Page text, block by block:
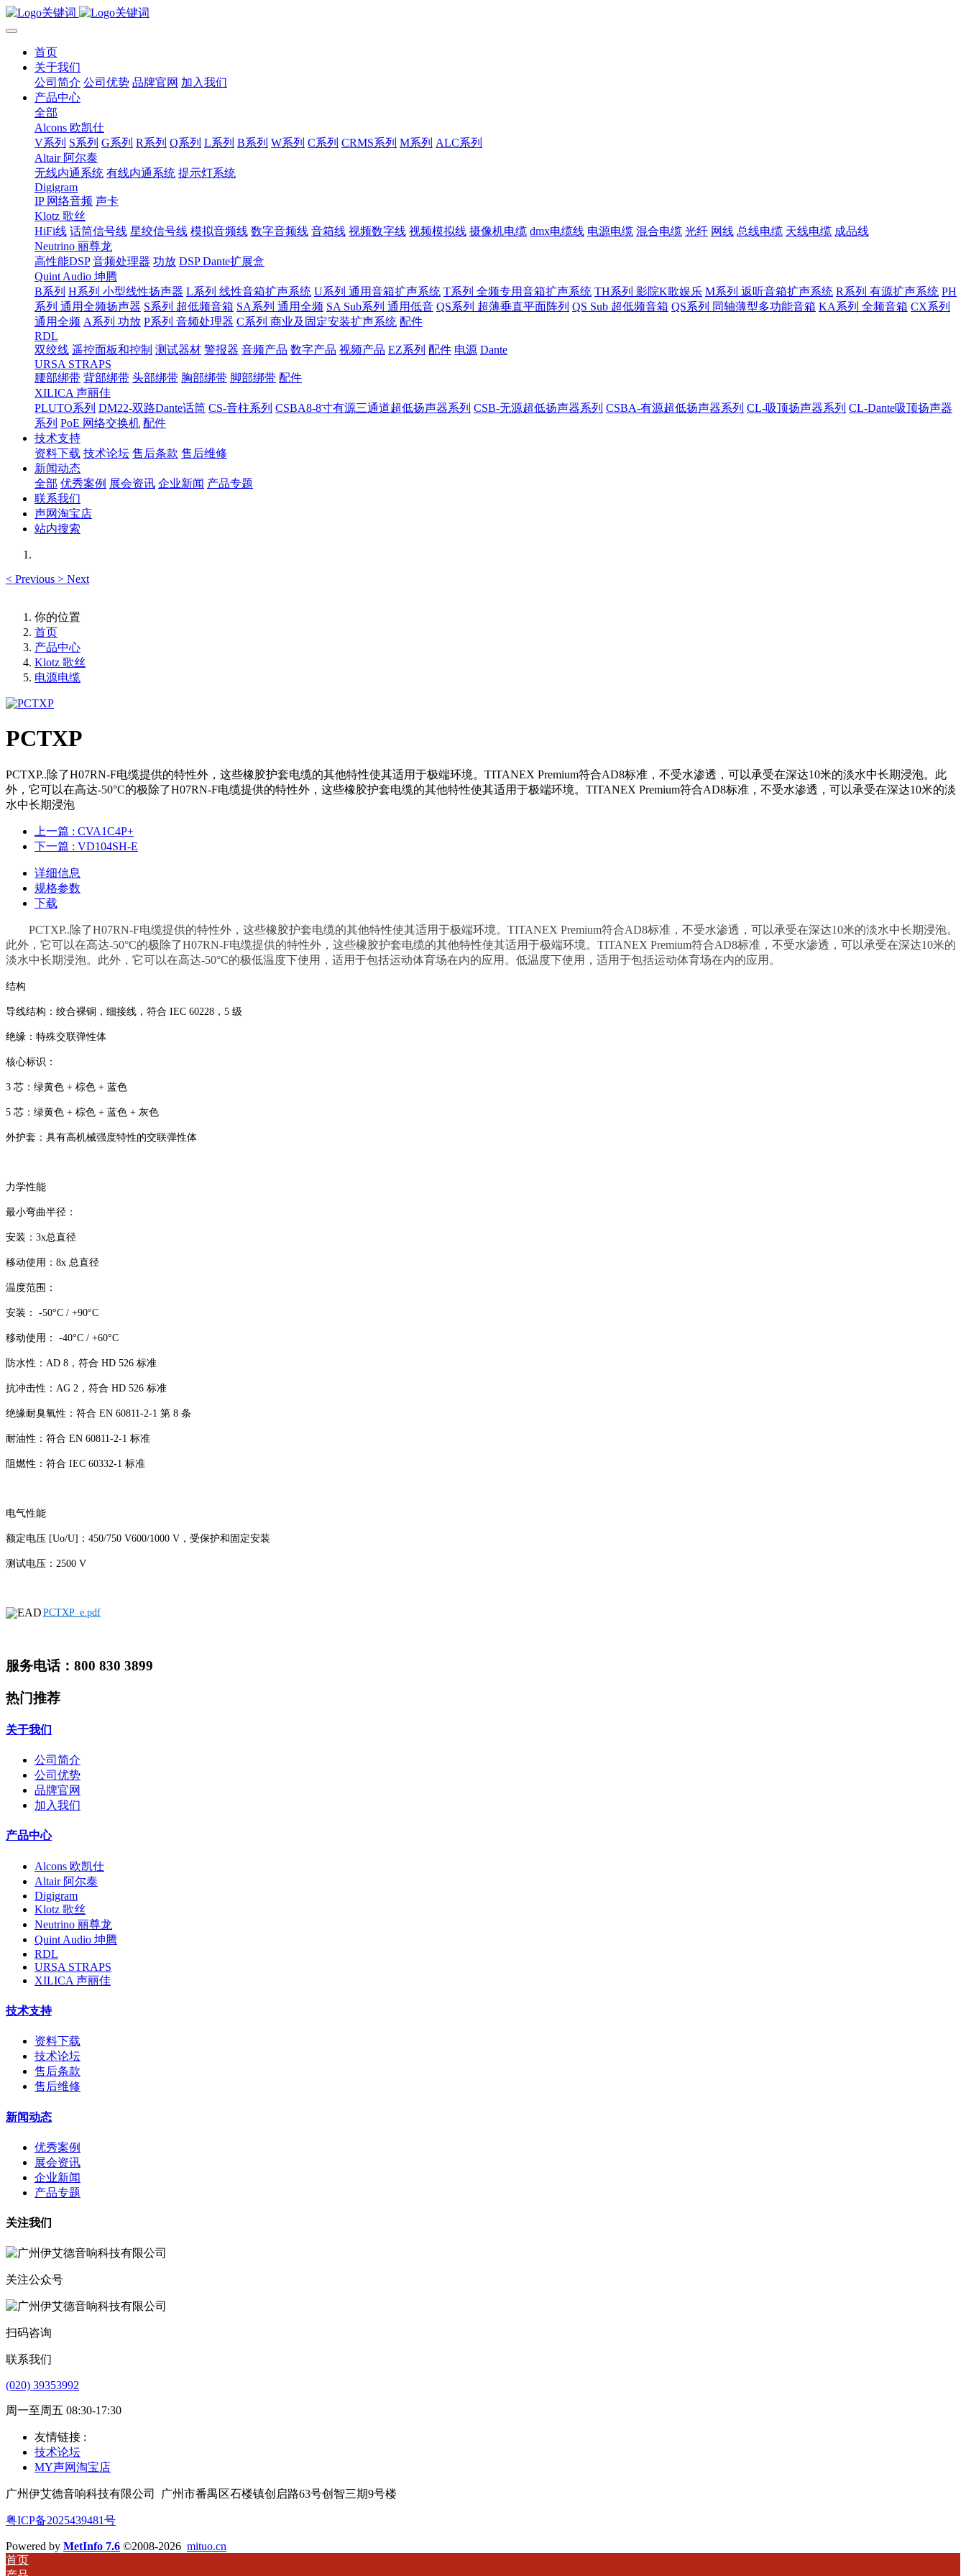
首页
关于我们
公司简介 公司优势 品牌官网 加入我们
产品中心
全部
Alcons 欧凯仕
V系列 S系列 G系列 R系列 Q系列 L系列 B系列 W系列 C系列 CRMS系列 M系列 ALC系列
Altair 阿尔泰
无线内通系统 有线内通系统 提示灯系统
Digigram
IP 网络音频 声卡
Klotz 歌丝
HiFi线 话筒信号线 星绞信号线 模拟音频线 数字音频线 音箱线 视频数字线 视频模拟线 摄像机电缆 dmx电缆线 电源电缆 混合电缆 光纤 网线 总线电缆 天线电缆 成品线
Neutrino 丽尊龙
高性能DSP 音频处理器 功放 DSP Dante扩展盒
Quint Audio 坤腾
B系列 H系列 小型线性扬声器 L系列 线性音箱扩声系统 U系列 通用音箱扩声系统 T系列 全频专用音箱扩声系统 TH系列 影院K歌娱乐 M系列 返听音箱扩声系统 R系列 有源扩声系统 PH
系列 通用全频扬声器 S系列 超低频音箱 SA系列 通用全频 SA Sub系列 通用低音 QS系列 超薄垂直平面阵列 QS Sub 超低频音箱 QS系列 同轴薄型多功能音箱 KA系列 全频音箱 CX系列
通用全频 A系列 功放 P系列 音频处理器 C系列 商业及固定安装扩声系统 配件
RDL
双绞线 遥控面板和控制 测试器材 警报器 音频产品 数字产品 视频产品 EZ系列 配件 电源 Dante
URSA STRAPS
腰部绑带 背部绑带 头部绑带 胸部绑带 脚部绑带 配件
XILICA 声丽佳
PLUTO系列 DM22-双路Dante话筒 CS-音柱系列 CSBA8-8寸有源三通道超低扬声器系列 CSB-无源超低扬声器系列 CSBA-有源超低扬声器系列 CL-吸顶扬声器系列 CL-Dante吸顶扬声器
系列 PoE 网络交换机 配件
技术支持
资料下载 技术论坛 售后条款 售后维修
新闻动态
全部 优秀案例 展会资讯 企业新闻 产品专题
联系我们
声网淘宝店
站内搜索
< Previous > Next
你的位置
首页
产品中心
Klotz 歌丝
电源电缆
PCTXP
PCTXP..除了H07RN-F电缆提供的特性外，这些橡胶护套电缆的其他特性使其适用于极端环境。TITANEX Premium符合AD8标准，不受水渗透，可以承受在深达10米的淡水中长期浸泡。此
外，它可以在高达-50°C的极除了H07RN-F电缆提供的特性外，这些橡胶护套电缆的其他特性使其适用于极端环境。TITANEX Premium符合AD8标准，不受水渗透，可以承受在深达10米的淡
水中长期浸泡
上一篇 : CVA1C4P+
下一篇 : VD104SH-E
详细信息
规格参数
下载
PCTXP..除了H07RN-F电缆提供的特性外，这些橡胶护套电缆的其他特性使其适用于极端环境。TITANEX Premium符合AD8标准，不受水渗透，可以承受在深达10米的淡水中长期浸泡。
此外，它可以在高达-50°C的极除了H07RN-F电缆提供的特性外，这些橡胶护套电缆的其他特性使其适用于极端环境。TITANEX Premium符合AD8标准，不受水渗透，可以承受在深达10米的
淡水中长期浸泡。此外，它可以在高达-50°C的极低温度下使用，适用于包括运动体育场在内的应用。 低温度下使用，适用于包括运动体育场在内的应用。
结构
导线结构：绞合裸铜，细接线，符合 IEC 60228，5 级
绝缘：特殊交联弹性体
核心标识：
3 芯：绿黄色 + 棕色 + 蓝色
5 芯：绿黄色 + 棕色 + 蓝色 + 灰色
外护套：具有高机械强度特性的交联弹性体
力学性能
最小弯曲半径：
安装：3x总直径
移动使用：8x 总直径
温度范围：
安装： -50°C / +90°C
移动使用： -40°C / +60°C
防水性：AD 8，符合 HD 526 标准
抗冲击性：AG 2，符合 HD 526 标准
绝缘耐臭氧性：符合 EN 60811-2-1 第 8 条
耐油性：符合 EN 60811-2-1 标准
阻燃性：符合 IEC 60332-1 标准
电气性能
额定电压 [Uo/U]：450/750 V600/1000 V，受保护和固定安装
测试电压：2500 V
PCTXP_e.pdf
服务电话：800 830 3899
热门推荐
关于我们
公司简介
公司优势
品牌官网
加入我们
产品中心
Alcons 欧凯仕
Altair 阿尔泰
Digigram
Klotz 歌丝
Neutrino 丽尊龙
Quint Audio 坤腾
RDL
URSA STRAPS
XILICA 声丽佳
技术支持
资料下载
技术论坛
售后条款
售后维修
新闻动态
优秀案例
展会资讯
企业新闻
产品专题
关注我们
关注公众号
扫码咨询
联系我们
(020) 39353992
周一至周五 08:30-17:30
友情链接 :
技术论坛
MY声网淘宝店
广州伊艾德音响科技有限公司 广州市番禺区石楼镇创启路63号创智三期9号楼
粤ICP备2025439481号
Powered by MetInfo 7.6 ©2008-2026 mituo.cn
首页